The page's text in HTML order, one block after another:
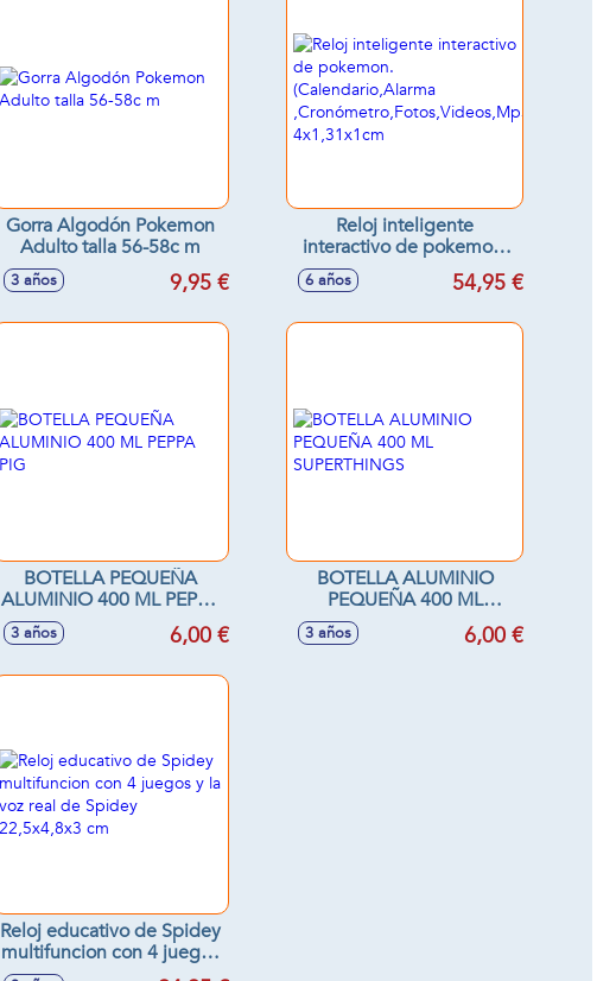
Gorra Algodón Pokemon
Adulto talla 56-58c m
3 años 9,95 €
Reloj inteligente
interactivo de pokemon.
(Calendario,Alarma
,Cronómetro,Fotos,Videos,Mp3)
6 años 54,95 €
BOTELLA PEQUEÑA
ALUMINIO 400 ML PEPPA
3 años 6,00 €
BOTELLA ALUMINIO
PEQUEÑA 400 ML
SUPERTHINGS
3 años 6,00 €
Reloj educativo de Spidey
multifuncion con 4 juegos
y la voz real de Spidey